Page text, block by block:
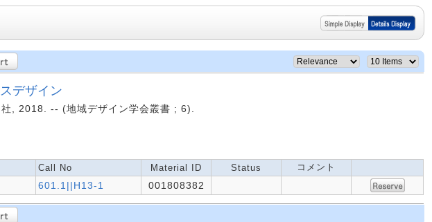
デザイン
, 2018. -- (地域デザイン学会叢書 ; 6).
Call No Material ID Status コメント
601.1||H13-1 001808382